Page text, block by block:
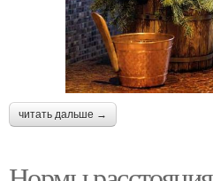
читать дальше →